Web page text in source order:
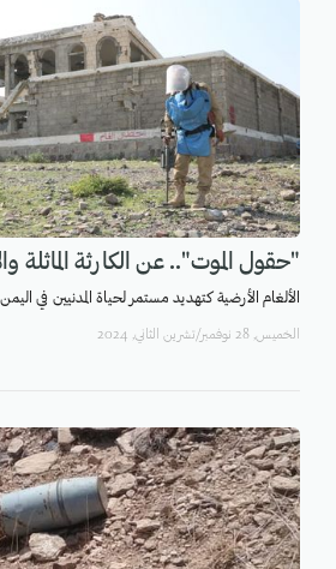
"حقول الموت".. عن الكارثة الماثلة
الألغام الأرضية كتهديد مستمر لحياة المدنيين في اليمن
الخميس, 28 نوفمبر/تشرين الثاني, 2024